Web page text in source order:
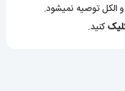
الکل توصیه نمیشود.
کنید.